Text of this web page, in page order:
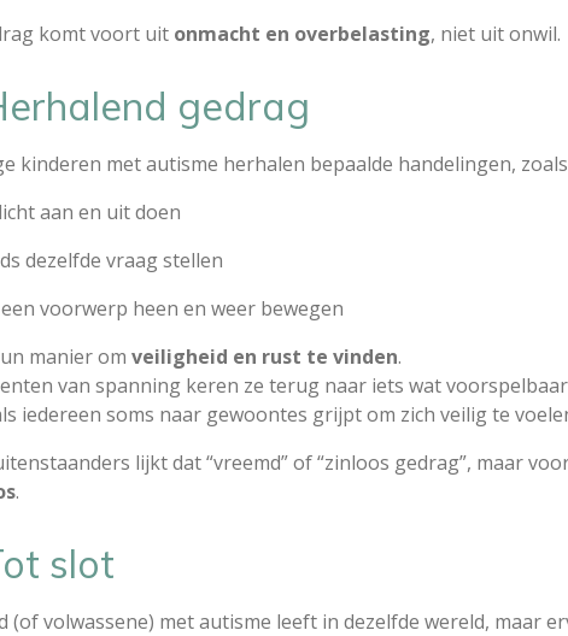
komt voort uit onmacht en overbelasting, niet uit onwil.
gedrag
kinderen met autisme herhalen bepaalde handelingen,
aan en uit doen
dezelfde vraag stellen
voorwerp heen en weer bewegen
manier om veiligheid en rust te vinden.
van spanning keren ze terug naar iets wat
iedereen soms naar gewoontes grijpt om zich veilig te
lijkt dat “vreemd” of “zinloos gedrag”, maar
.
slot
(of volwassene) met autisme leeft in dezelfde wereld, maar